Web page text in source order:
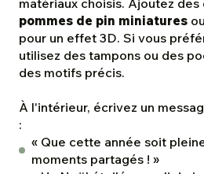
matériaux choisis. Ajoutez
pommes de pin miniatures
pour un effet 3D. Si vous
utilisez des tampons ou des
des motifs précis.
À l'intérieur, écrivez un
:
« Que cette année soit
moments partagés ! »